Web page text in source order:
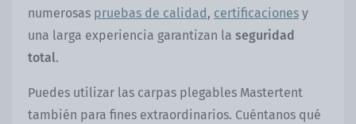
numerosas pruebas de calidad, certificaciones y
una larga experiencia garantizan la seguridad
total.
Puedes utilizar las carpas plegables Mastertent
también para fines extraordinarios. Cuéntanos qué